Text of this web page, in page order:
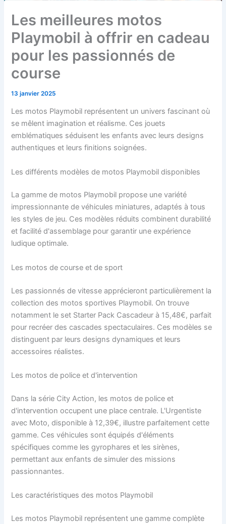
Les meilleures motos
Playmobil à offrir en cadeau
pour les passionnés de
course
13 janvier 2025
Les motos Playmobil représentent un univers fascinant où
se mêlent imagination et réalisme. Ces jouets
emblématiques séduisent les enfants avec leurs designs
authentiques et leurs finitions soignées.
Les différents modèles de motos Playmobil disponibles
La gamme de motos Playmobil propose une variété
impressionnante de véhicules miniatures, adaptés à tous
les styles de jeu. Ces modèles réduits combinent durabilité
et facilité d'assemblage pour garantir une expérience
ludique optimale.
Les motos de course et de sport
Les passionnés de vitesse apprécieront particulièrement la
collection des motos sportives Playmobil. On trouve
notamment le set Starter Pack Cascadeur à 15,48€, parfait
pour recréer des cascades spectaculaires. Ces modèles se
distinguent par leurs designs dynamiques et leurs
accessoires réalistes.
Les motos de police et d'intervention
Dans la série City Action, les motos de police et
d'intervention occupent une place centrale. L'Urgentiste
avec Moto, disponible à 12,39€, illustre parfaitement cette
gamme. Ces véhicules sont équipés d'éléments
spécifiques comme les gyrophares et les sirènes,
permettant aux enfants de simuler des missions
passionnantes.
Les caractéristiques des motos Playmobil
Les motos Playmobil représentent une gamme complète